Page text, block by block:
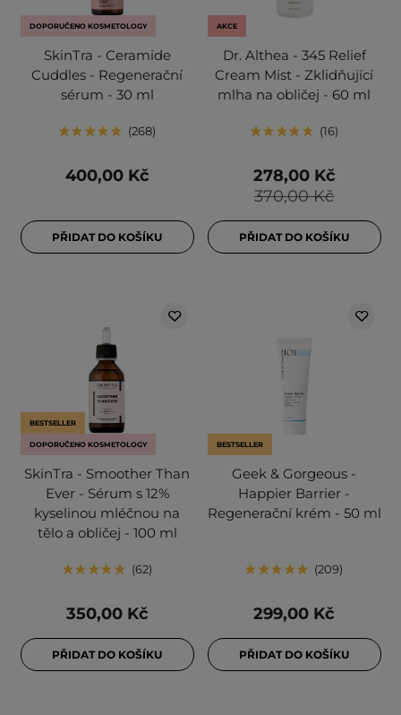
DOPORUČENO KOSMETOLOGY
SkinTra - Ceramide
Cuddles - Regenerační
sérum - 30 ml
268
400,00 Kč
PŘIDAT DO KOŠÍKU
AKCE
Dr. Althea - 345 Relief
Cream Mist - Zklidňující
mlha na obličej - 60 ml
16
370,00 Kč
278,00 Kč
PŘIDAT DO KOŠÍKU
BESTSELLER
DOPORUČENO KOSMETOLOGY
SkinTra - Smoother Than
Ever - Sérum s 12%
kyselinou mléčnou na
tělo a obličej - 100 ml
62
350,00 Kč
PŘIDAT DO KOŠÍKU
BESTSELLER
Geek & Gorgeous -
Happier Barrier -
Regenerační krém - 50 ml
209
299,00 Kč
PŘIDAT DO KOŠÍKU